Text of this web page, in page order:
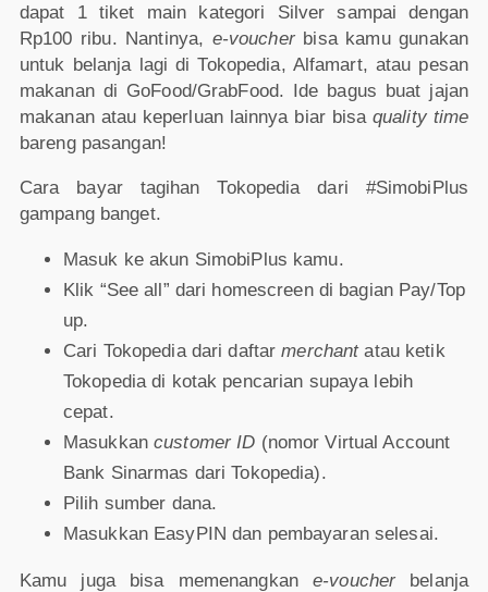
dapat 1 tiket main kategori Silver sampai dengan
Rp100 ribu. Nantinya, e-voucherbisa kamu gunakan
untuk belanja lagi di Tokopedia, Alfamart, atau pesan
makanan di GoFood/GrabFood. Ide bagus buat jajan
makanan atau keperluan lainnya biar bisa quality time
bareng pasangan!
Cara bayar tagihan Tokopedia dari #SimobiPlus
gampang banget.
Masuk ke akun SimobiPlus kamu.
Klik “See all” dari homescreen di bagian Pay/Top
up.
Cari Tokopedia dari daftarmerchantatau ketik
Tokopedia di kotak pencarian supaya lebih
cepat.
Masukkancustomer ID (nomor Virtual Account
Bank Sinarmas dari Tokopedia).
Pilih sumber dana.
Masukkan EasyPIN dan pembayaran selesai.
Kamu juga bisa memenangkane-voucher belanja